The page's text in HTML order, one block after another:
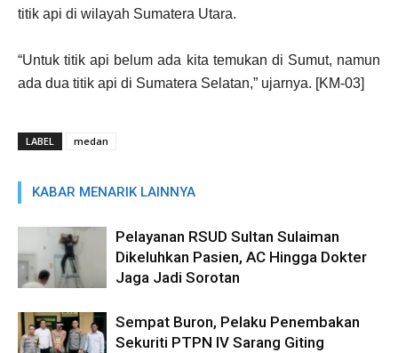
titik api di wilayah Sumatera Utara.
“Untuk titik api belum ada kita temukan di Sumut, namun
ada dua titik api di Sumatera Selatan,” ujarnya. [KM-03]
LABEL medan
KABAR MENARIK LAINNYA
Pelayanan RSUD Sultan Sulaiman
Dikeluhkan Pasien, AC Hingga Dokter
Jaga Jadi Sorotan
Sempat Buron, Pelaku Penembakan
Sekuriti PTPN IV Sarang Giting